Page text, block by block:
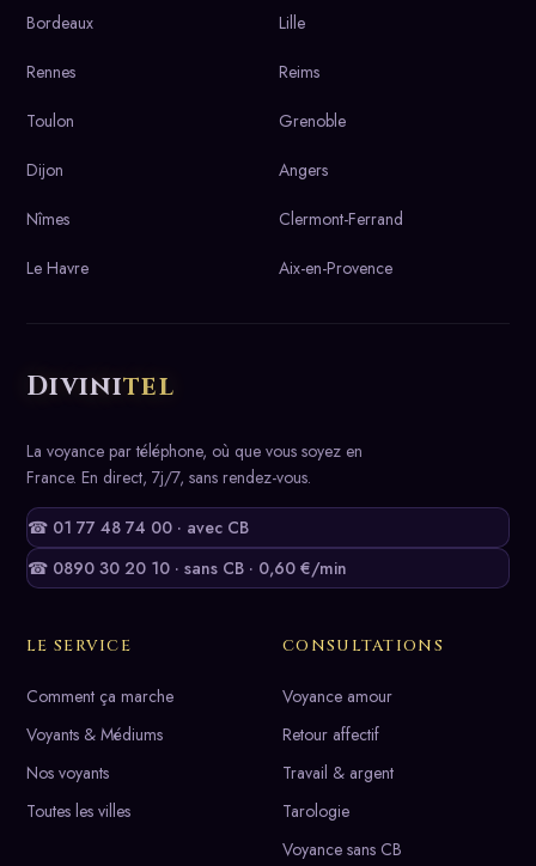
Bordeaux Lille
Rennes Reims
Toulon Grenoble
Dijon Angers
Nîmes Clermont-Ferrand
Le Havre Aix-en-Provence
Divinitel
La voyance par téléphone, où que vous soyez en
France. En direct, 7j/7, sans rendez-vous.
☎ 01 77 48 74 00 · avec CB
☎ 0890 30 20 10 · sans CB · 0,60 €/min
LE SERVICE
Comment ça marche
Voyants & Médiums
Nos voyants
Toutes les villes
CONSULTATIONS
Voyance amour
Retour affectif
Travail & argent
Tarologie
Voyance sans CB